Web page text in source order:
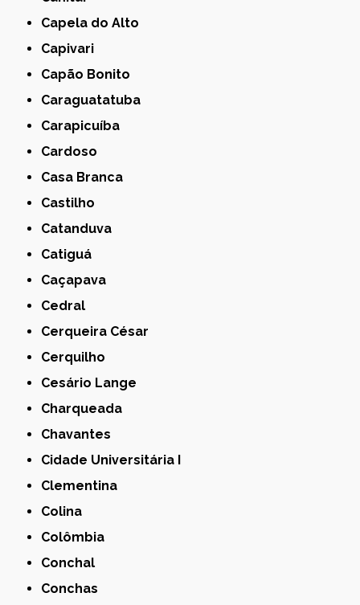
Capela do Alto
Capivari
Capão Bonito
Caraguatatuba
Carapicuíba
Cardoso
Casa Branca
Castilho
Catanduva
Catiguá
Caçapava
Cedral
Cerqueira César
Cerquilho
Cesário Lange
Charqueada
Chavantes
Cidade Universitária I
Clementina
Colina
Colômbia
Conchal
Conchas